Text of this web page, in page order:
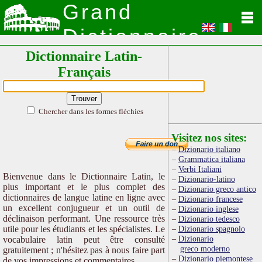
Grand
Dictionnaire
Latin
Dictionnaire Latin-
Français
Chercher dans les formes fléchies
Bienvenue dans le Dictionnaire Latin, le
plus important et le plus complet des
dictionnaires de langue latine en ligne avec
un excellent conjugueur et un outil de
déclinaison performant. Une ressource très
utile pour les étudiants et les spécialistes. Le
vocabulaire latin peut être consulté
gratuitement ; n'hésitez pas à nous faire part
Visitez nos sites:
Dizionario italiano
Grammatica italiana
Verbi Italiani
Dizionario-latino
Dizionario greco antico
Dizionario francese
Dizionario inglese
Dizionario tedesco
Dizionario spagnolo
Dizionario
greco moderno
Dizionario piemontese